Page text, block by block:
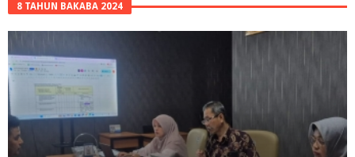
8 TAHUN BAKABA 2024